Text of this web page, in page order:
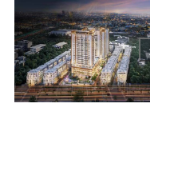
Nhà Liền Kề
Nội Đô Hà
Nội: Vì Sao
The Park Lane
Linh Đàm
Được Đánh